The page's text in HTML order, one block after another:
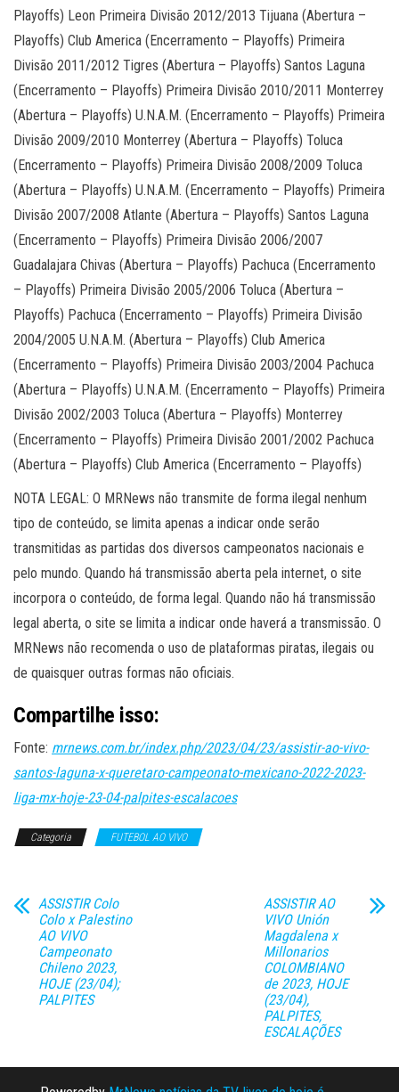
Playoffs) Leon Primeira Divisão 2012/2013 Tijuana (Abertura –
Playoffs) Club America (Encerramento – Playoffs) Primeira
Divisão 2011/2012 Tigres (Abertura – Playoffs) Santos Laguna
(Encerramento – Playoffs) Primeira Divisão 2010/2011 Monterrey
(Abertura – Playoffs) U.N.A.M. (Encerramento – Playoffs) Primeira
Divisão 2009/2010 Monterrey (Abertura – Playoffs) Toluca
(Encerramento – Playoffs) Primeira Divisão 2008/2009 Toluca
(Abertura – Playoffs) U.N.A.M. (Encerramento – Playoffs) Primeira
Divisão 2007/2008 Atlante (Abertura – Playoffs) Santos Laguna
(Encerramento – Playoffs) Primeira Divisão 2006/2007
Guadalajara Chivas (Abertura – Playoffs) Pachuca (Encerramento
– Playoffs) Primeira Divisão 2005/2006 Toluca (Abertura –
Playoffs) Pachuca (Encerramento – Playoffs) Primeira Divisão
2004/2005 U.N.A.M. (Abertura – Playoffs) Club America
(Encerramento – Playoffs) Primeira Divisão 2003/2004 Pachuca
(Abertura – Playoffs) U.N.A.M. (Encerramento – Playoffs) Primeira
Divisão 2002/2003 Toluca (Abertura – Playoffs) Monterrey
(Encerramento – Playoffs) Primeira Divisão 2001/2002 Pachuca
(Abertura – Playoffs) Club America (Encerramento – Playoffs)
NOTA LEGAL: O MRNews não transmite de forma ilegal nenhum
tipo de conteúdo, se limita apenas a indicar onde serão
transmitidas as partidas dos diversos campeonatos nacionais e
pelo mundo. Quando há transmissão aberta pela internet, o site
incorpora o conteúdo, de forma legal. Quando não há transmissão
legal aberta, o site se limita a indicar onde haverá a transmissão. O
MRNews não recomenda o uso de plataformas piratas, ilegais ou
de quaisquer outras formas não oficiais.
Compartilhe isso:
Fonte: mrnews.com.br/index.php/2023/04/23/assistir-ao-vivo-
santos-laguna-x-queretaro-campeonato-mexicano-2022-2023-
liga-mx-hoje-23-04-palpites-escalacoes
Categoria FUTEBOL AO VIVO
ASSISTIR Colo
Colo x Palestino
AO VIVO
Campeonato
Chileno 2023,
HOJE (23/04);
PALPITES
ASSISTIR AO
VIVO Unión
Magdalena x
Millonarios
COLOMBIANO
de 2023, HOJE
(23/04),
PALPITES,
ESCALAÇÕES